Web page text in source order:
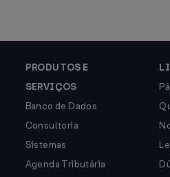
PRODUTOS E
SERVIÇOS
Banco de Dados
Consultoria
Sistemas
Agenda Tributária